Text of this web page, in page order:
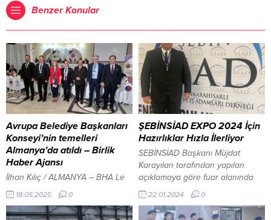
Benzer Konular
Avrupa Belediye Başkanları
Konseyi’nin temelleri
Almanya’da atıldı – Birlik
Haber Ajansı
İlhan Kılıç / ALMANYA – BHA Le
Palais Festsaal’de gerçekleşen
etkinlikte aynı zamanda Avrupa
Belediye Başkanları Konseyi’nin
18.05.2025 0
ŞEBİNSİAD EXPO 2024 İçin
Hazırlıklar Hızla İlerliyor
SEBİNSİAD Başkanı Müjdat
Karayılan tarafından yapılan
açıklamaya göre fuar alanında
stant ölçüleri ve sponsor alanları
belirlendi. Karayılan “Görselde
gösterdiğimiz şekilde 12 m2
22.01.2024 0